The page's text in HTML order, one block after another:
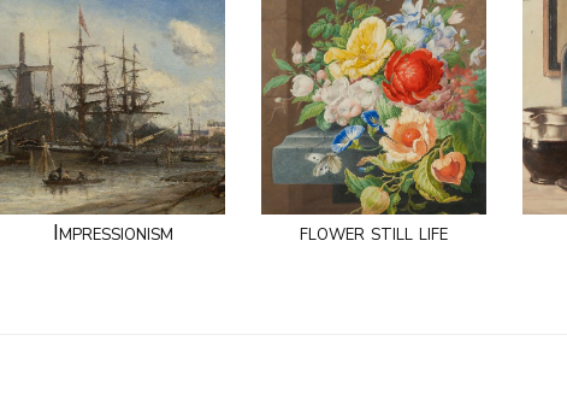
Impressionism flower still life